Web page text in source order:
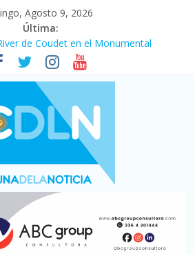
Agosto 9, 2026
Última:
de Coudet en el Monumental
nivel más alto en dos décadas y ya
en Santa Fe
cerraron 41.000 kioscos: el sector
2001
más movimiento y consumo
personas viajaron por el país, un 5,9%
de autos usados en julio: bajó un 12,6%